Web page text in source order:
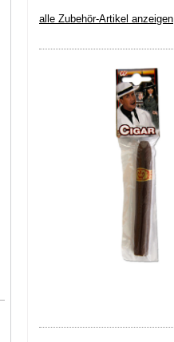
alle Zubehör-Artikel anzeigen